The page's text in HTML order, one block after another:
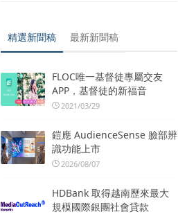
精選新聞稿 最新新聞稿
FLOC唯一基督徒專屬交友
APP，基督徒的新福音
2021/03/29
鎧應 AudienceSense 臉部辨
識功能上市
2026/08/07
HDBank 取得越南歷來最大
規模國際銀團社會貸款